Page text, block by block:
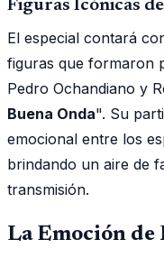
Figuras Icónicas
El especial contará
figuras que formaron
Pedro Ochandiano y
Buena Onda". Su
emocional entre los
brindando un aire de
transmisión.
La Emoción de